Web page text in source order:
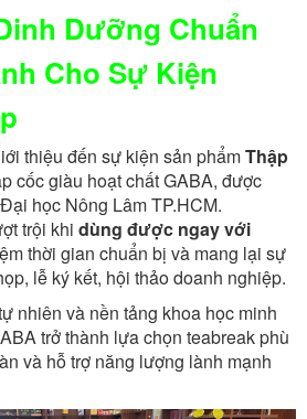
Dưỡng Chuẩn
Cho Sự Kiện
thiệu đến sự kiện sản phẩmThập
cốc giàu hoạt chất GABA, được
học Nông Lâm TP.HCM.
trội khi dùng được ngay với
thời gian chuẩn bị và mang lại sự
lễ ký kết, hội thảo doanh nghiệp.
nhiên và nền tảng khoa học minh
trở thành lựa chọn teabreak phù
và hỗ trợ năng lượng lành mạnh